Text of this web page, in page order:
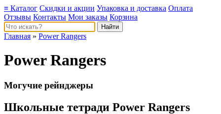
≡ Каталог Скидки и акции Упаковка и доставка Оплата
Отзывы Контакты Мои заказы Корзина
Главная » Power Rangers
Power Rangers
Могучие рейнджеры
Школьные тетради Power Rangers